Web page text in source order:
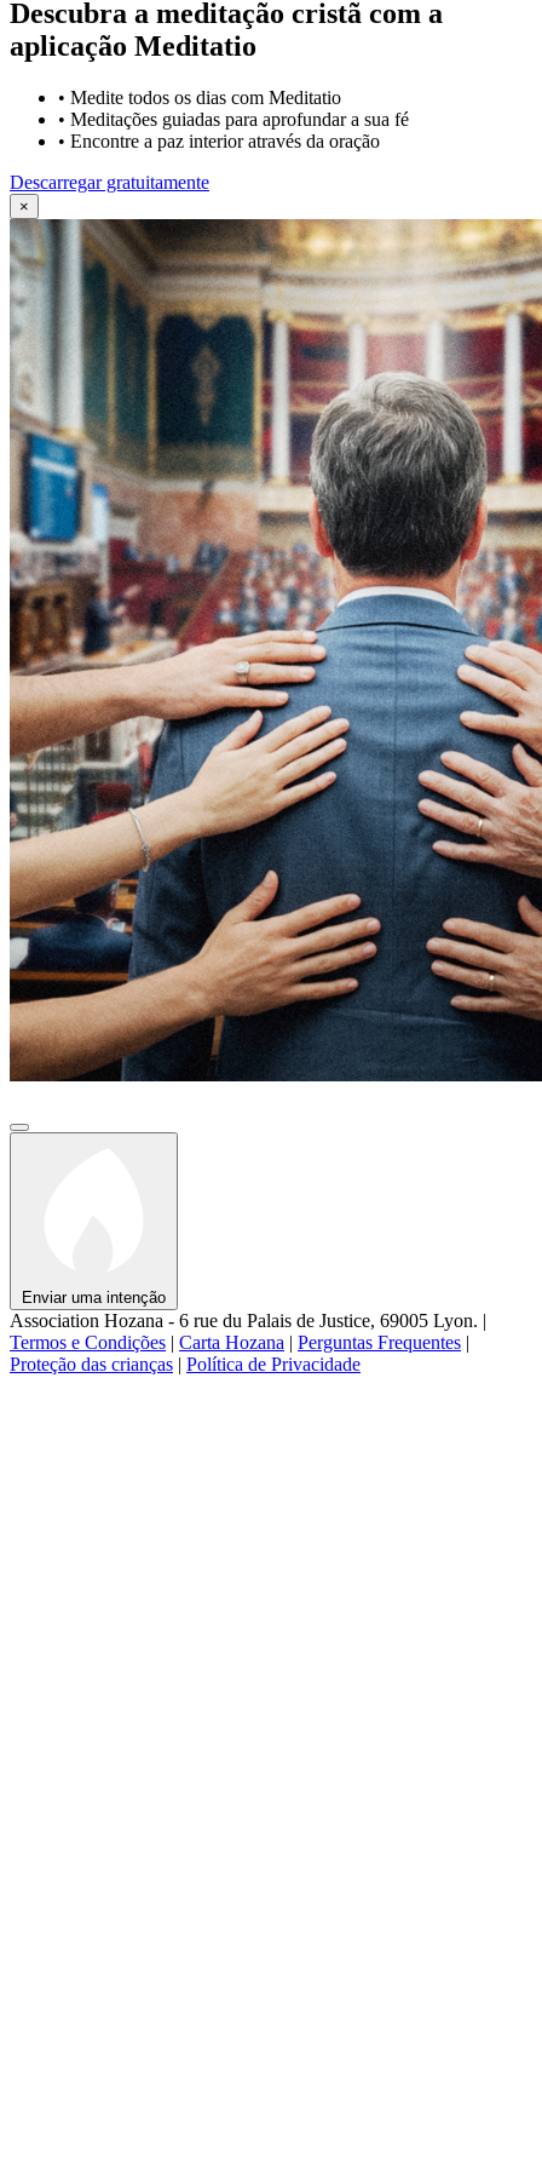
Descubra a meditação cristã com a
aplicação Meditatio
• Medite todos os dias com Meditatio
• Meditações guiadas para aprofundar a sua fé
• Encontre a paz interior através da oração
Descarregar gratuitamente
×
Enviar uma intenção
Association Hozana - 6 rue du Palais de Justice, 69005 Lyon. |
Termos e Condições | Carta Hozana | Perguntas Frequentes |
Proteção das crianças | Política de Privacidade